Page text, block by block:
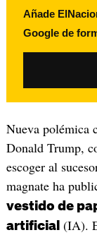
Añade
Google de
Nueva polémica
Donald Trump,
escoger al
magnate ha
vestido de
artificial (IA).